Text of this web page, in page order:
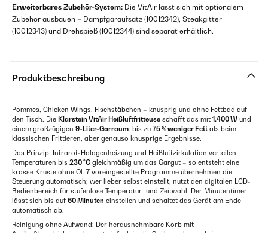
Erweiterbares Zubehör-System: Die VitAir lässt sich mit optionalem
Zubehör ausbauen – Dampfgaraufsatz (10012342), Steakgitter
(10012343) und Drehspieß (10012344) sind separat erhältlich.
Produktbeschreibung
Pommes, Chicken Wings, Fischstäbchen – knusprig und ohne Fettbad auf
den Tisch. Die Klarstein VitAir Heißluftfritteuse schafft das mit 1.400 W und
einem großzügigen 9-Liter-Garraum: bis zu 75 % weniger Fettals beim
klassischen Frittieren, aber genauso knusprige Ergebnisse.
Das Prinzip: Infrarot-Halogenheizung und Heißluftzirkulation verteilen
Temperaturen bis 230 °C gleichmäßig um das Gargut – so entsteht eine
krosse Kruste ohne Öl. 7 voreingestellte Programme übernehmen die
Steuerung automatisch; wer lieber selbst einstellt, nutzt den digitalen LCD-
Bedienbereich für stufenlose Temperatur- und Zeitwahl. Der Minutentimer
lässt sich bis auf 60 Minuten einstellen und schaltet das Gerät am Ende
automatisch ab.
Reinigung ohne Aufwand: Der herausnehmbare Korb mit